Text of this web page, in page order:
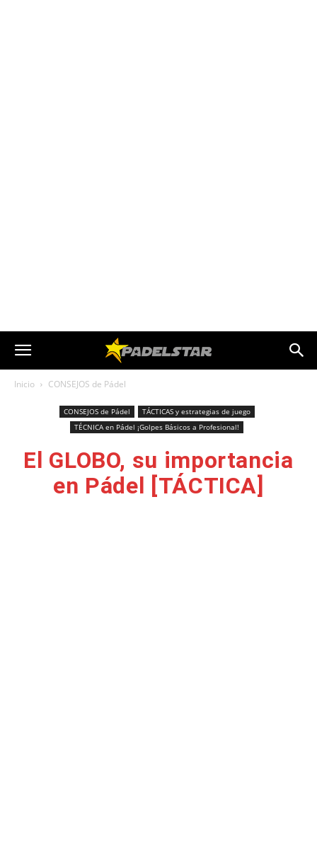
Inicio CONSEJOS de Pádel
CONSEJOS de Pádel
TÁCTICAS y estrategias de juego
TÉCNICA en Pádel ¡Golpes Básicos a Profesional!
El GLOBO, su importancia
en Pádel [TÁCTICA]